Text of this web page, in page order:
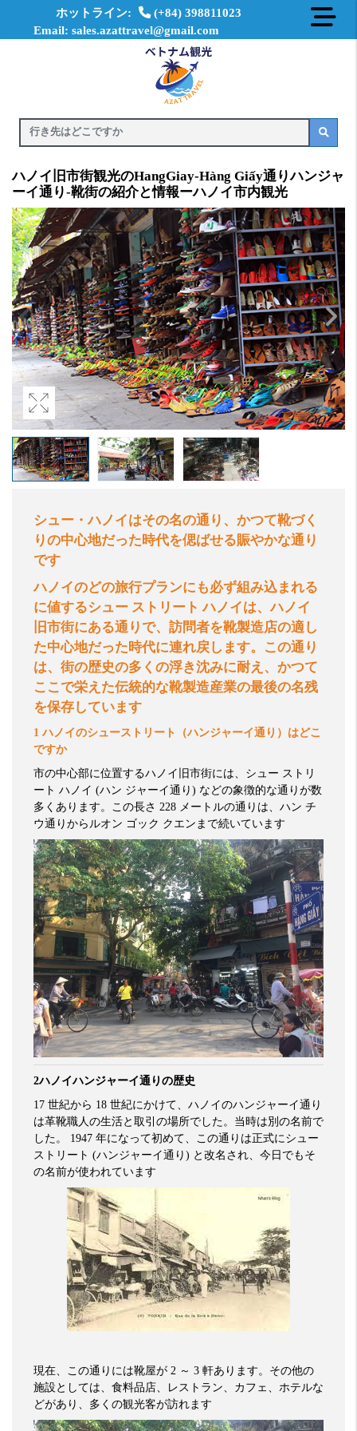
ホットライン:
(+84) 398811023
Email: sales.azattravel@gmail.com
ハノイ旧市街観光のHangGiay-Hàng Giấy通りハンジャ
ーイ通り-靴街の紹介と情報ーハノイ市内観光
シュー・ハノイはその名の通り、かつて靴づく
りの中心地だった時代を偲ばせる賑やかな通り
です
ハノイのどの旅行プランにも必ず組み込まれる
に値するシュー ストリート ハノイは、ハノイ
旧市街にある通りで、訪問者を靴製造店の適し
た中心地だった時代に連れ戻します。この通り
は、街の歴史の多くの浮き沈みに耐え、かつて
ここで栄えた伝統的な靴製造産業の最後の名残
を保存しています
1ハノイのシューストリート（ハンジャーイ通り）はどこ
ですか
市の中心部に位置するハノイ旧市街には、シュー ストリ
ート ハノイ (ハン ジャーイ通り) などの象徴的な通りが数
多くあります。この長さ 228 メートルの通りは、ハン チ
ウ通りからルオン ゴック クエンまで続いています
2ハノイハンジャーイ通りの歴史
17 世紀から 18 世紀にかけて、ハノイのハンジャーイ通り
は革靴職人の生活と取引の場所でした。当時は別の名前で
した。
1947 年になって初めて、この通りは正式にシュー
ストリート (ハンジャーイ通り) と改名され、今日でもそ
の名前が使われています
現在、この通りには靴屋が 2 ～ 3 軒あります。その他の
施設としては、食料品店、レストラン、カフェ、ホテルな
どがあり、多くの観光客が訪れます